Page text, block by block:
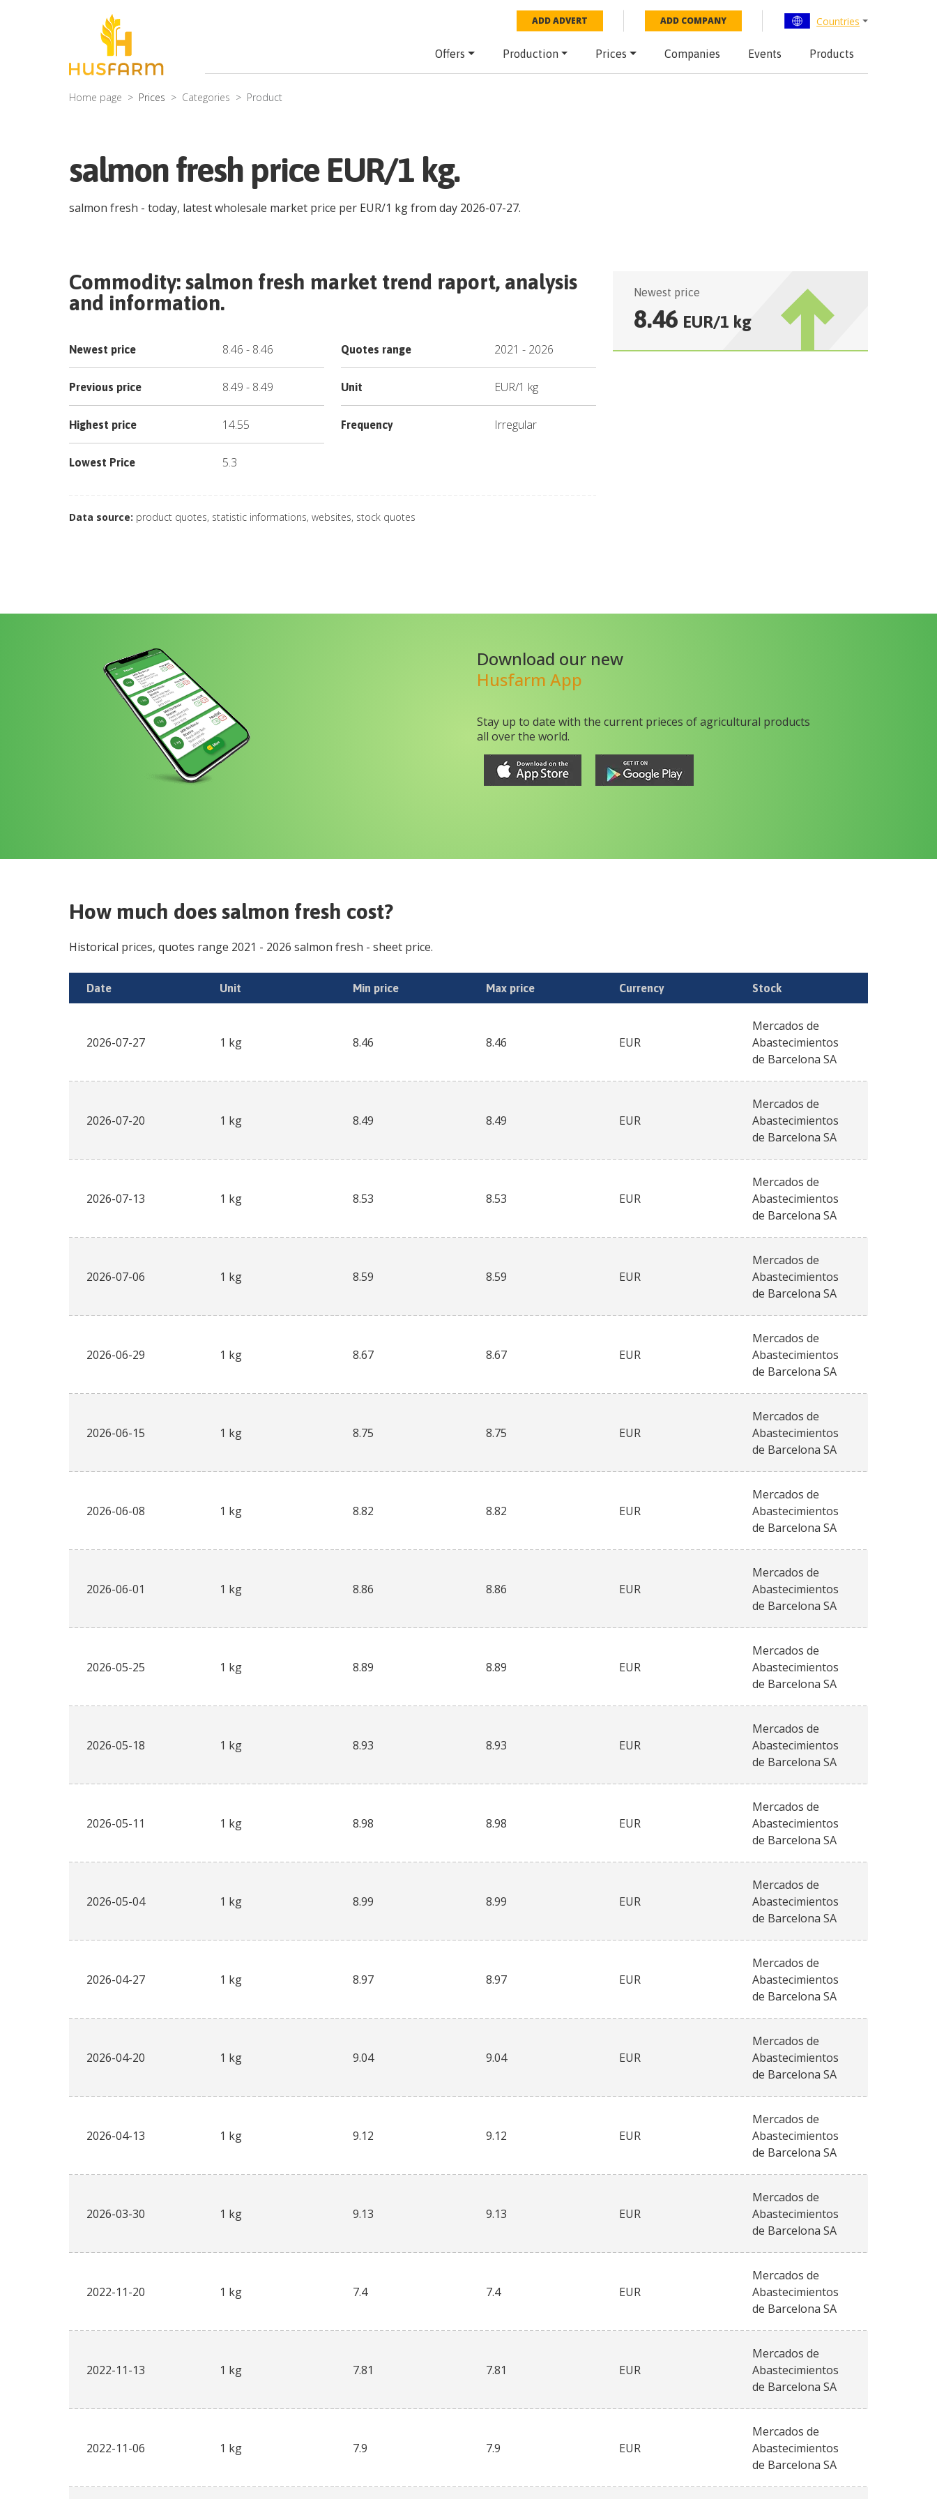
ADD ADVERT ADD COMPANY Countries
Offers Production Prices Companies Events Products
Home page Prices Categories Product
salmon fresh price EUR/1 kg.
salmon fresh - today, latest wholesale market price per EUR/1 kgfrom day 2026-07-27.
Commodity: salmon fresh market trend raport, analysis
and information.
Newest price 8.46 - 8.46
Previous price 8.49 - 8.49
Highest price 14.55
Lowest Price 5.3
Quotes range 2021 - 2026
Unit EUR/1 kg
Frequency Irregular
Data source: product quotes, statistic informations, websites, stock quotes
Newest price
8.46 EUR/1 kg
Download our new
Husfarm App
Stay up to date with the current prieces of agricultural products
all over the world.
How much does salmon fresh cost?
Historical prices, quotes range 2021 - 2026 salmon fresh - sheet price.
Date Unit Min price Max price Currency Stock
2026-07-27 1 kg 8.46 8.46 EUR
Mercados de
Abastecimientos
de Barcelona SA
2026-07-20 1 kg 8.49 8.49 EUR
Mercados de
Abastecimientos
de Barcelona SA
2026-07-13 1 kg 8.53 8.53 EUR
Mercados de
Abastecimientos
de Barcelona SA
2026-07-06 1 kg 8.59 8.59 EUR
Mercados de
Abastecimientos
de Barcelona SA
2026-06-29 1 kg 8.67 8.67 EUR
Mercados de
Abastecimientos
de Barcelona SA
2026-06-15 1 kg 8.75 8.75 EUR
Mercados de
Abastecimientos
de Barcelona SA
2026-06-08 1 kg 8.82 8.82 EUR
Mercados de
Abastecimientos
de Barcelona SA
2026-06-01 1 kg 8.86 8.86 EUR
Mercados de
Abastecimientos
de Barcelona SA
2026-05-25 1 kg 8.89 8.89 EUR
Mercados de
Abastecimientos
de Barcelona SA
2026-05-18 1 kg 8.93 8.93 EUR
Mercados de
Abastecimientos
de Barcelona SA
2026-05-11 1 kg 8.98 8.98 EUR
Mercados de
Abastecimientos
de Barcelona SA
2026-05-04 1 kg 8.99 8.99 EUR
Mercados de
Abastecimientos
de Barcelona SA
2026-04-27 1 kg 8.97 8.97 EUR
Mercados de
Abastecimientos
de Barcelona SA
2026-04-20 1 kg 9.04 9.04 EUR
Mercados de
Abastecimientos
de Barcelona SA
2026-04-13 1 kg 9.12 9.12 EUR
Mercados de
Abastecimientos
de Barcelona SA
2026-03-30 1 kg 9.13 9.13 EUR
Mercados de
Abastecimientos
de Barcelona SA
2022-11-20 1 kg 7.4 7.4 EUR
Mercados de
Abastecimientos
de Barcelona SA
2022-11-13 1 kg 7.81 7.81 EUR
Mercados de
Abastecimientos
de Barcelona SA
2022-11-06 1 kg 7.9 7.9 EUR
Mercados de
Abastecimientos
de Barcelona SA